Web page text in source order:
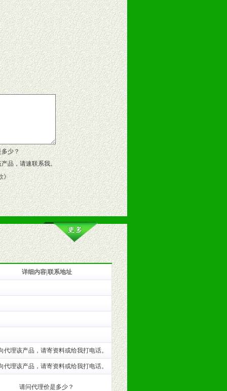
作手册、专柜咨询手册等各种市
多少？
品，请速联系我。
》
详细内容|联系地址
代理该产品，请寄资料或给我打电话。
代理该产品，请寄资料或给我打电话。
请问代理价是多少？